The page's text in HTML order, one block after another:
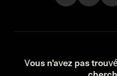
Vous n'avez pas